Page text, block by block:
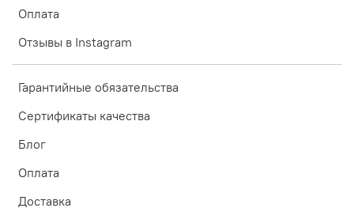
Оплата
Отзывы в Instagram
Гарантийные обязательства
Сертификаты качества
Блог
Оплата
Доставка